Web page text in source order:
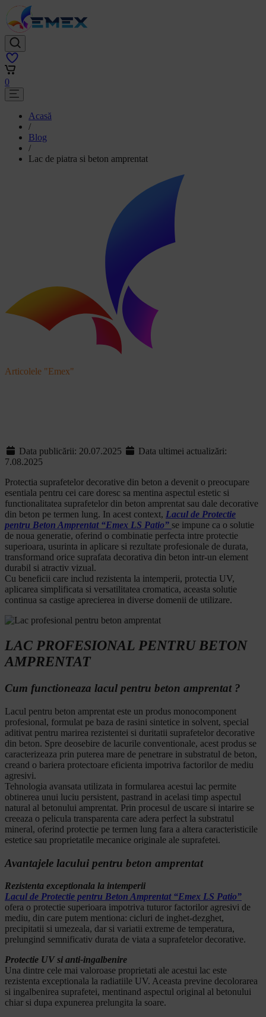
0
Acasă
/
Blog
/
Lac de piatra si beton amprentat
Articolele "Emex"
Data publicării: 20.07.2025
Data ultimei actualizări:
7.08.2025
Protectia suprafetelor decorative din beton a devenit o preocupare
esentiala pentru cei care doresc sa mentina aspectul estetic si
functionalitatea suprafetelor din beton amprentat sau dale decorative
din beton pe termen lung. In acest context, Lacul de Protectie
pentru Beton Amprentat “Emex LS Patio” se impune ca o solutie
de noua generatie, oferind o combinatie perfecta intre protectie
superioara, usurinta in aplicare si rezultate profesionale de durata,
transformand orice suprafata decorativa din beton intr-un element
durabil si atractiv vizual.
Cu beneficii care includ rezistenta la intemperii, protectia UV,
aplicarea simplificata si versatilitatea cromatica, aceasta solutie
continua sa castige aprecierea in diverse domenii de utilizare.
LAC PROFESIONAL PENTRU BETON
AMPRENTAT
Cum functioneaza lacul pentru beton amprentat ?
Lacul pentru beton amprentat este un produs monocomponent
profesional, formulat pe baza de rasini sintetice in solvent, special
aditivat pentru marirea rezistentei si duritatii suprafetelor decorative
din beton. Spre deosebire de lacurile conventionale, acest produs se
caracterizeaza prin puterea mare de penetrare in substratul de beton,
creand o bariera protectoare eficienta impotriva factorilor de mediu
agresivi.
Tehnologia avansata utilizata in formularea acestui lac permite
obtinerea unui luciu persistent, pastrand in acelasi timp aspectul
natural al betonului amprentat. Prin procesul de uscare si intarire se
creeaza o pelicula transparenta care adera perfect la substratul
mineral, oferind protectie pe termen lung fara a altera caracteristicile
estetice sau proprietatile mecanice originale ale suprafetei.
Avantajele lacului pentru beton amprentat
Rezistenta exceptionala la intemperii
Lacul de Protectie pentru Beton Amprentat “Emex LS Patio”
ofera o protectie superioara impotriva tuturor factorilor agresivi de
mediu, din care putem mentiona: cicluri de inghet-dezghet,
precipitatii si umezeala, dar si variatii extreme de temperatura,
prelungind semnificativ durata de viata a suprafetelor decorative.
Protectie UV si anti-ingalbenire
Una dintre cele mai valoroase proprietati ale acestui lac este
rezistenta exceptionala la radiatiile UV. Aceasta previne decolorarea
si ingalbenirea suprafetei, mentinand aspectul original al betonului
chiar si dupa expunerea prelungita la soare.